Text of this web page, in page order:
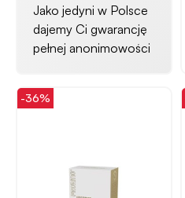
Jako jedyni w Polsce
dajemy Ci gwarancję
pełnej anonimowości
-36%